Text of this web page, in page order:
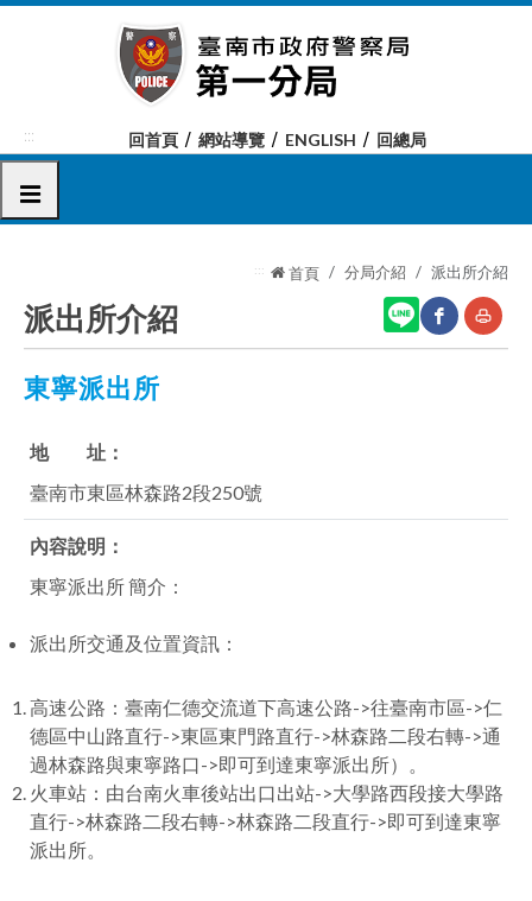
跳
容
塊
::: 回首頁 網站導覽 ENGLISH 回總局
選單
::: 首頁 分局介紹 派出所介紹
派出所介紹
東寧派出所
地 址：
臺南市東區林森路2段250號
內容說明：
東寧派出所 簡介：
派出所交通及位置資訊：
高速公路：臺南仁德交流道下高速公路->往臺南市區->仁
德區中山路直行->東區東門路直行->林森路二段右轉->通
過林森路與東寧路口->即可到達東寧派出所）。
火車站：由台南火車後站出口出站->大學路西段接大學路
直行->林森路二段右轉->林森路二段直行->即可到達東寧
派出所。